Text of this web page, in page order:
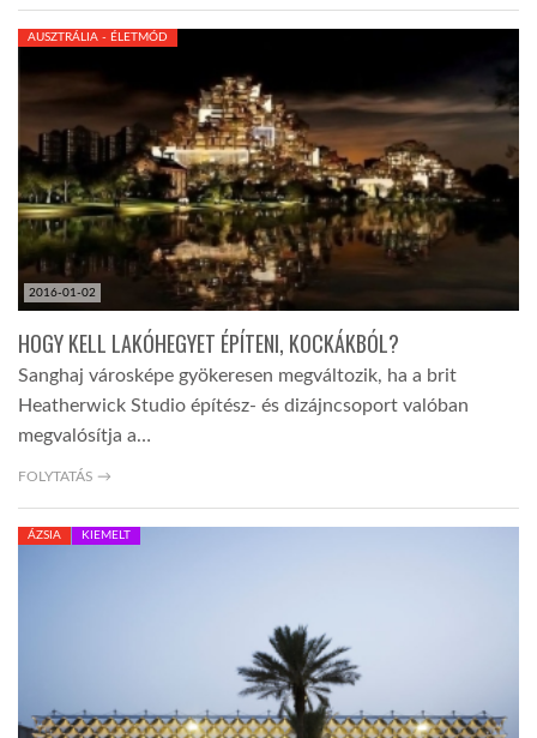
DOBRAVERO.HU
LATIMO.HU
GLOBOBOOK
2016-01-02
AUSZTRÁLIA - ÉLETMÓD
HOGY KELL LAKÓHEGYET ÉPÍTENI, KOCKÁKBÓL?
Sanghaj városképe gyökeresen megváltozik, ha a brit
Heatherwick Studio építész- és dizájncsoport valóban
megvalósítja a…
FOLYTATÁS →
ÁZSIA KIEMELT